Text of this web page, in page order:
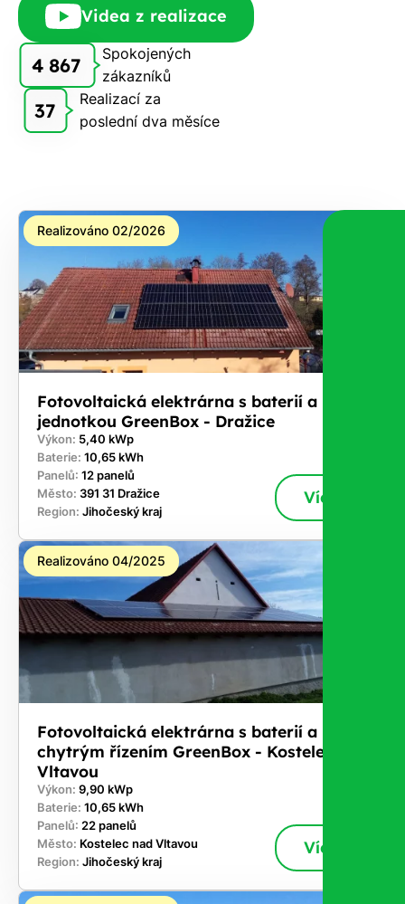
Vám
zdarma
nárok.
Stačí
vědět -
a nic Vás
to
nestojí.
Videa z realizace
4 867
Spokojených
zákazníků
37
Realizací za
poslední dva měsíce
Realizováno 02/2026
Fotovoltaická elektrárna s baterií a řídicí
jednotkou GreenBox - Dražice
Výkon: 5,40 kWp
Baterie: 10,65 kWh
Panelů: 12 panelů
Město: 391 31 Dražice
Region: Jihočeský kraj
Více
Realizováno 04/2025
Fotovoltaická elektrárna s baterií a
chytrým řízením GreenBox - Kostelec nad
Vltavou
Výkon: 9,90 kWp
Baterie: 10,65 kWh
Panelů: 22 panelů
Město: Kostelec nad Vltavou
Region: Jihočeský kraj
Více